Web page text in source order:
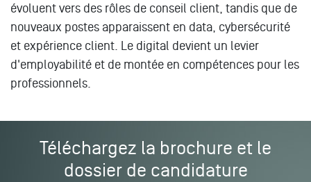
évoluent vers des rôles de conseil client, tandis que de
nouveaux postes apparaissent en data, cybersécurité
et expérience client. Le digital devient un levier
d'employabilité et de montée en compétences pour les
professionnels.
Téléchargez la brochure et le
dossier de candidature